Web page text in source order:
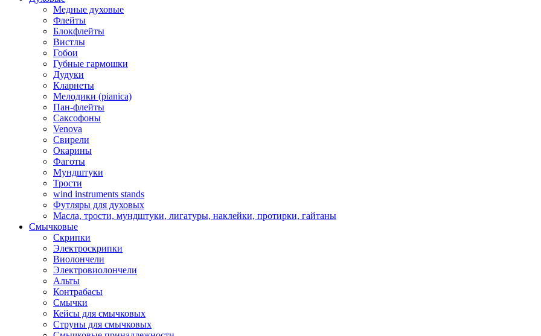
Медные духовые
Флейты
Блокфлейты
Вистлы
Гобои
Губные гармошки
Дудуки
Кларнеты
Мелодики (pianica)
Пан-флейты
Саксофоны
Venova
Свирели
Окарины
Фаготы
Мундштуки
Трости
wind instruments stands
Футляры для духовых
Масла, трости, мундштуки, лигатуры, наклейки, протирки, гайтаны
Смычковые
Скрипки
Электроскрипки
Виолончели
Электровиолончели
Альты
Контрабасы
Смычки
Кейсы для смычковых
Струны для смычковых